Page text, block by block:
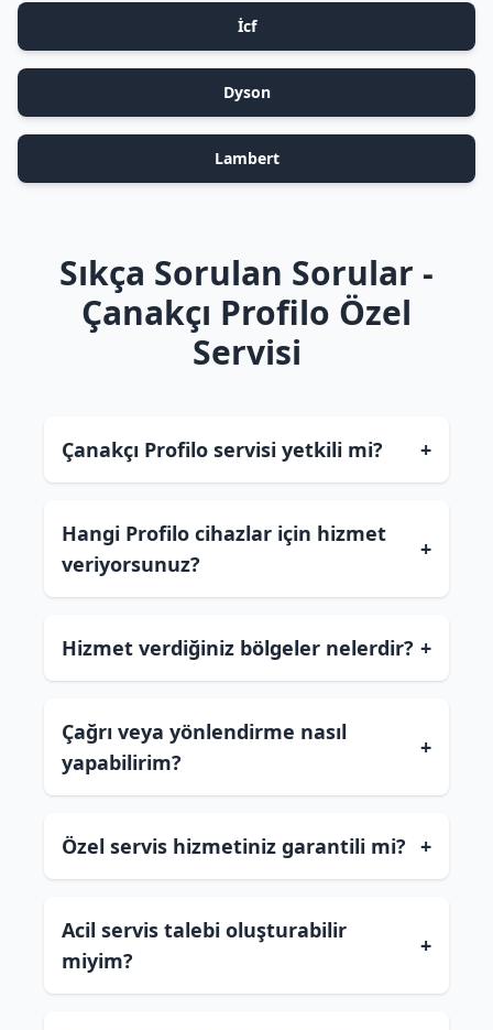
İcf
Dyson
Lambert
Sıkça Sorulan Sorular -
Çanakçı Profilo Özel
Servisi
Çanakçı Profilo servisi yetkili mi? +
Hangi Profilo cihazlar için hizmet
veriyorsunuz?
+
Hizmet verdiğiniz bölgeler nelerdir? +
Çağrı veya yönlendirme nasıl
yapabilirim?
+
Özel servis hizmetiniz garantili mi? +
Acil servis talebi oluşturabilir
miyim?
+